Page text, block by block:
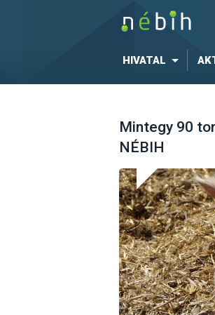
HIVATAL
Mintegy 90
NÉBIH